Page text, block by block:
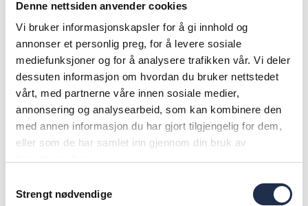
Denne nettsiden anvender cookies
Vi bruker informasjonskapsler for å gi innhold og
annonser et personlig preg, for å levere sosiale
mediefunksjoner og for å analysere trafikken vår. Vi deler
dessuten informasjon om hvordan du bruker nettstedet
vårt, med partnerne våre innen sosiale medier,
annonsering og analysearbeid, som kan kombinere den
med annen informasjon du har gjort tilgjengelig for dem,
eller som de har samlet inn gjennom din bruk av
Strengt nødvendige
hovedkontor i Oslo, med jevnlige reiser til
selskapets viktigste investeringsmarkeder i
Afrika, Sør-Asia og Sørøst-Asia.
– Jeg mener at høy ytelse og motivasjon henger
tett sammen. Som administrerende direktør er
mitt ansvar å skape et miljø der dyktige
medarbeidere kan ta eierskap og lykkes. Det
krever tilstedeværelse og tett involvering, både
med teamet vårt og med investorene, sier hun.